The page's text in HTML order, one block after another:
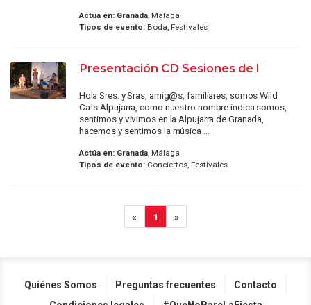
Actúa en: Granada, Málaga
Tipos de evento:Boda, Festivales
Presentación CD Sesiones de l
Hola Sres. y Sras, amig@s, familiares, somos Wild
Cats Alpujarra, como nuestro nombre indica somos,
sentimos y vivimos en la Alpujarra de Granada,
hacemos y sentimos la música ...
Actúa en: Granada, Málaga
Tipos de evento:Conciertos, Festivales
« 1 »
Quiénes Somos Preguntas frecuentes
Contacto